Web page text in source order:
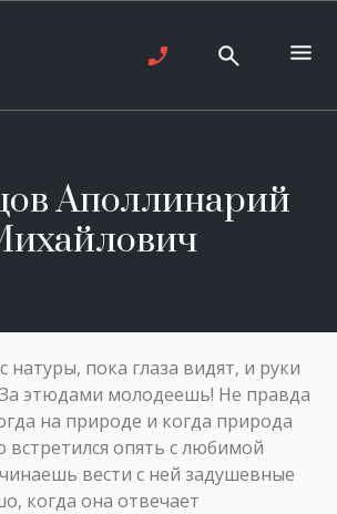
Аполлинарий
натуры, пока глаза видят, и руки
этюдами молодеешь! Не правда
на природе и когда природа
встретился опять с любимой
вести с ней задушевные
когда она отвечает